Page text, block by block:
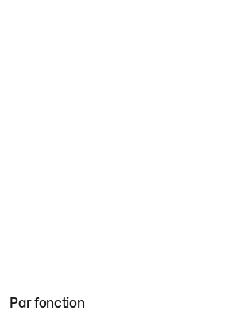
Par fonction